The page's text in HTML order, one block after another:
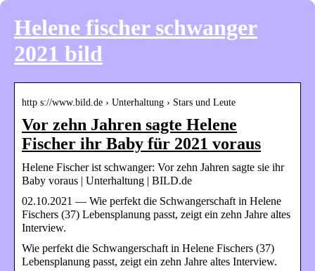
Helene fischer schwanger
2021 bild
http s://www.bild.de › Unterhaltung › Stars und Leute
Vor zehn Jahren sagte Helene
Fischer ihr Baby für 2021 voraus
Helene Fischer ist schwanger: Vor zehn Jahren sagte sie ihr
Baby voraus | Unterhaltung | BILD.de
02.10.2021 — Wie perfekt die Schwangerschaft in Helene
Fischers (37) Lebensplanung passt, zeigt ein zehn Jahre altes
Interview.
Wie perfekt die Schwangerschaft in Helene Fischers (37)
Lebensplanung passt, zeigt ein zehn Jahre altes Interview.